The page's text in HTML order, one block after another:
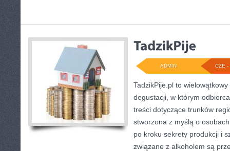
CZE -
ADMIN
TadzikPije.pl to
degustacji, w którym
treści dotyczące trunków
stworzona z myślą o
po kroku sekrety produkcji i
związane z alkoholem są